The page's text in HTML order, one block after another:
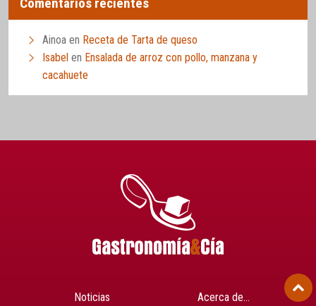
Ainoa en Receta de Tarta de queso
Isabel en Ensalada de arroz con pollo, manzana y
cacahuete
Noticias
Acerca de…